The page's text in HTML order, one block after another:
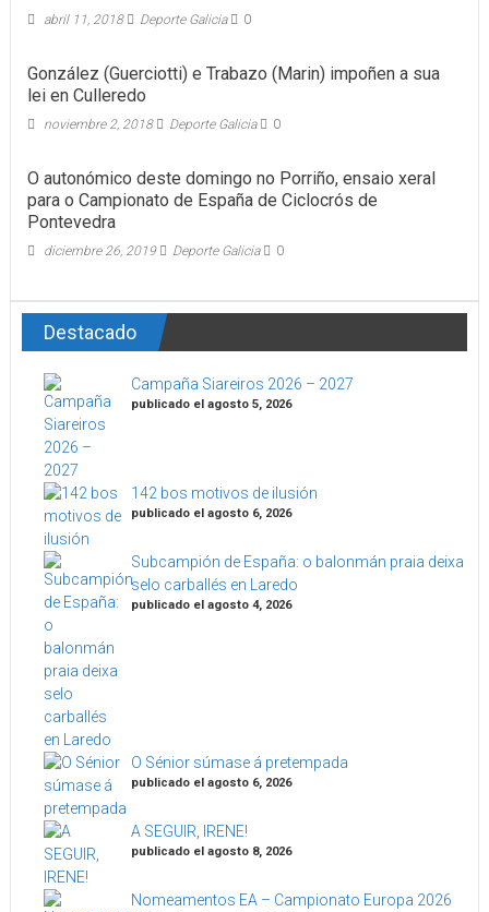
abril 11, 2018 Deporte Galicia 0
González (Guerciotti) e Trabazo (Marin) impoñen a sua
lei en Culleredo
noviembre 2, 2018 Deporte Galicia 0
O autonómico deste domingo no Porriño, ensaio xeral
para o Campionato de España de Ciclocrós de
Pontevedra
diciembre 26, 2019 Deporte Galicia 0
Destacado
Campaña Siareiros 2026 – 2027
publicado el agosto 5, 2026
142 bos motivos de ilusión
publicado el agosto 6, 2026
Subcampión de España: o balonmán praia deixa
selo carballés en Laredo
publicado el agosto 4, 2026
O Sénior súmase á pretempada
publicado el agosto 6, 2026
A SEGUIR, IRENE!
publicado el agosto 8, 2026
Nomeamentos EA – Campionato Europa 2026